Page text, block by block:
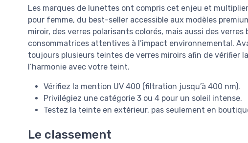
Les marques de lunettes ont compris cet enjeu et
pour femme, du best-seller accessible aux modèles
miroir, des verres polarisants colorés, mais aussi des
consommatrices attentives à l’impact environnemental.
toujours plusieurs teintes de verres miroirs afin de vérifier
l’harmonie avec votre teint.
Vérifiez la mention UV 400 (filtration jusqu’à 400 nm).
Privilégiez une catégorie 3 ou 4 pour un soleil intense.
Testez la teinte en extérieur, pas seulement en
Le classement